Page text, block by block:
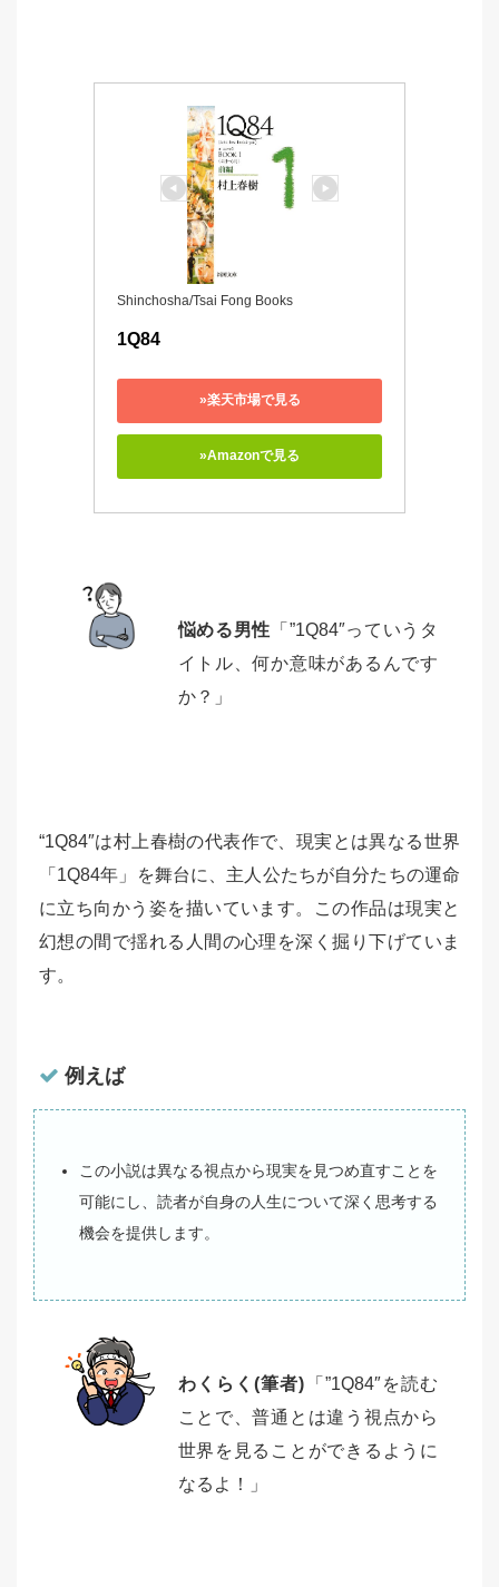
Shinchosha/Tsai Fong Books
1Q84
»楽天市場で見る
»Amazonで見る
悩める男性 「”1Q84″っていうタ
イトル、何か意味があるんです
か？」
“1Q84″は村上春樹の代表作で、現実とは異なる世界
「1Q84年」を舞台に、主人公たちが自分たちの運命
に立ち向かう姿を描いています。この作品は現実と
幻想の間で揺れる人間の心理を深く掘り下げていま
す。
例えば
この小説は異なる視点から現実を見つめ直すことを
可能にし、読者が自身の人生について深く思考する
機会を提供します。
わくらく(筆者) 「”1Q84″を読む
ことで、普通とは違う視点から
世界を見ることができるように
なるよ！」